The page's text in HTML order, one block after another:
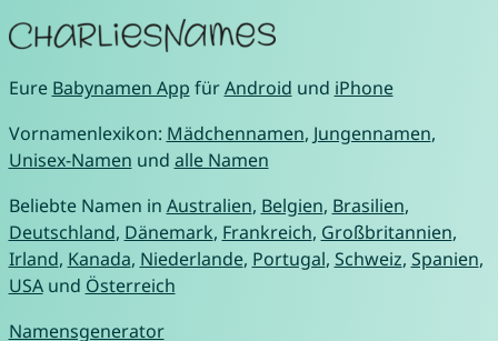
Eure Babynamen App fürAndroid und iPhone
Vornamenlexikon: Mädchennamen, Jungennamen,
Unisex-Namen und alle Namen
Beliebte Namen in Australien, Belgien, Brasilien,
Deutschland, Dänemark, Frankreich, Großbritannien,
Irland, Kanada, Niederlande, Portugal, Schweiz, Spanien,
USAund Österreich
Namensgenerator